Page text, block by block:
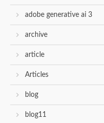
adobe generative ai 3
archive
article
Articles
blog
blog11